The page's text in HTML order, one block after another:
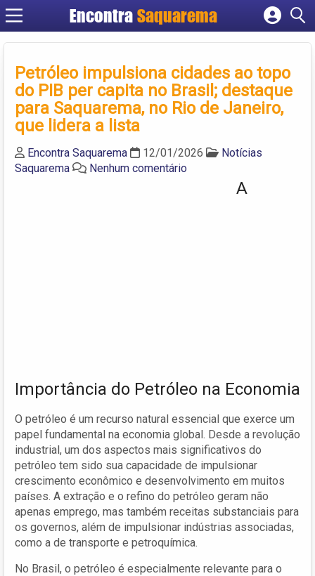
Encontra Saquarema
Cadastrar empresa
Criar conta
Petróleo impulsiona cidades ao topo
do PIB per capita no Brasil; destaque
para Saquarema, no Rio de Janeiro,
que lidera a lista
Encontra Saquarema 12/01/2026
Notícias
Saquarema
Nenhum comentário
A
Importância do Petróleo na Economia
O petróleo é um recurso natural essencial que exerce um
papel fundamental na economia global. Desde a revolução
industrial, um dos aspectos mais significativos do
petróleo tem sido sua capacidade de impulsionar
crescimento econômico e desenvolvimento em muitos
países. A extração e o refino do petróleo geram não
apenas emprego, mas também receitas substanciais para
os governos, além de impulsionar indústrias associadas,
como a de transporte e petroquímica.
No Brasil, o petróleo é especialmente relevante para o